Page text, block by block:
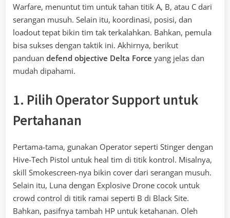
Warfare, menuntut tim untuk tahan titik A, B, atau C dari
serangan musuh. Selain itu, koordinasi, posisi, dan
loadout tepat bikin tim tak terkalahkan. Bahkan, pemula
bisa sukses dengan taktik ini. Akhirnya, berikut
panduan defend objective Delta Force yang jelas dan
mudah dipahami.
1. Pilih Operator Support untuk
Pertahanan
Pertama-tama, gunakan Operator seperti Stinger dengan
Hive-Tech Pistol untuk heal tim di titik kontrol. Misalnya,
skill Smokescreen-nya bikin cover dari serangan musuh.
Selain itu, Luna dengan Explosive Drone cocok untuk
crowd control di titik ramai seperti B di Black Site.
Bahkan, pasifnya tambah HP untuk ketahanan. Oleh